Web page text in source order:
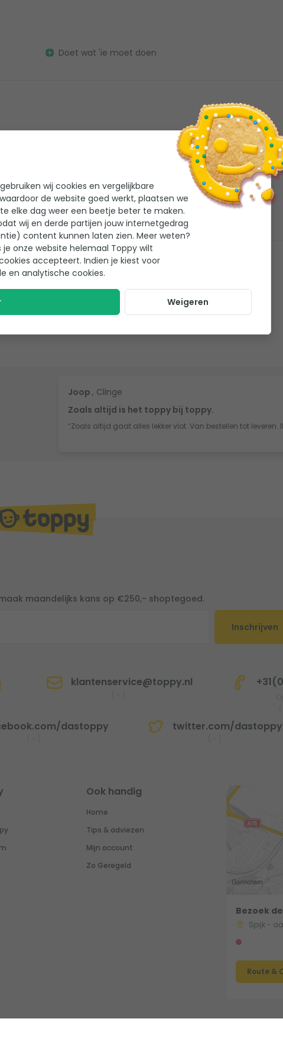
Doet wat 'ie moet doen
Heel makkelijk zelf te doen
Joop , Clinge
Zoals altijd is het toppy bij toppy.
“Zoals altijd gaat alles lekker vlot. Van bestellen tot leveren.
maandelijks kans op €250,- shoptegoed.
Inschrijven
klantenservice@toppy.nl
dastoppy twitter.com/dastoppy
Ook handig
Home
Tips & adviezen
Mijn account
Zo Geregeld
Bezoek
Spijk -
Route &
wij cookies en vergelijkbare
de website goed werkt, plaatsen we
elke dag weer een beetje beter te maken.
wij en derde partijen jouw internetgedrag
content kunnen laten zien. Meer weten?
je onze website helemaal Toppy wilt
accepteert. Indien je kiest voor
en analytische cookies.
Weigeren